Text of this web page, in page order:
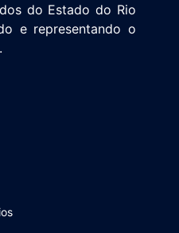
do Estado do Rio
e representando o